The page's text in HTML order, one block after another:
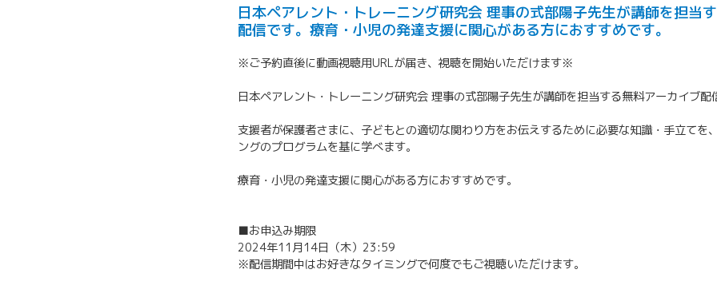
日本ペアレント・トレーニング研究会 理事の式部陽子先生が講師を担当
配信です。療育・小児の発達支援に関心がある方におすすめです。
※ご予約直後に動画視聴用URLが届き、視聴を開始いただけます※
日本ペアレント・トレーニング研究会 理事の式部陽子先生が講師を担当する無料アーカイブ配
支援者が保護者さまに、子どもとの適切な関わり方をお伝えするために必要な知識・手立てを
ングのプログラムを基に学べます。
療育・小児の発達支援に関心がある方におすすめです。
■お申込み期限
2024年11月14日（木）23:59
※配信期間中はお好きなタイミングで何度でもご視聴いただけます。